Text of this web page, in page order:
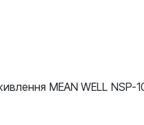
MEAN WELL NSP-